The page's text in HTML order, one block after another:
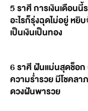
5 ราศี การเงินเดือนนี้
อะไรก็รุ่งฉุดไม่อยู่ หยิ
เป็นเงินเป็นทอง
6 ราศี ฝันแม่นสุดช็อ
ความร่ำรวย มีโชคลา
ดวงฝันพารวย